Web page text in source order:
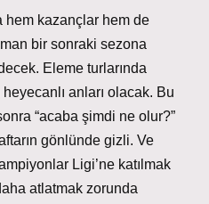
hem kazançlar hem de
bir sonraki sezona
Eleme turlarında
anları olacak. Bu
“acaba şimdi ne olur?”
gönlünde gizli. Ve
Ligi’ne katılmak
atlatmak zorunda